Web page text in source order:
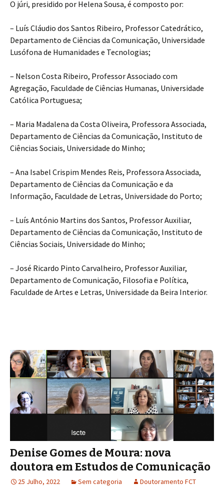
O júri, presidido por Helena Sousa, é composto por:
– Luís Cláudio dos Santos Ribeiro, Professor Catedrático,
Departamento de Ciências da Comunicação, Universidade
Lusófona de Humanidades e Tecnologias;
– Nelson Costa Ribeiro, Professor Associado com
Agregação, Faculdade de Ciências Humanas, Universidade
Católica Portuguesa;
– Maria Madalena da Costa Oliveira, Professora Associada,
Departamento de Ciências da Comunicação, Instituto de
Ciências Sociais, Universidade do Minho;
– Ana Isabel Crispim Mendes Reis, Professora Associada,
Departamento de Ciências da Comunicação e da
Informação, Faculdade de Letras, Universidade do Porto;
– Luís António Martins dos Santos, Professor Auxiliar,
Departamento de Ciências da Comunicação, Instituto de
Ciências Sociais, Universidade do Minho;
– José Ricardo Pinto Carvalheiro, Professor Auxiliar,
Departamento de Comunicação, Filosofia e Política,
Faculdade de Artes e Letras, Universidade da Beira Interior.
Denise Gomes de Moura: nova
doutora em Estudos de Comunicação
25 Julho, 2022 Sem categoria Doutoramento FCT